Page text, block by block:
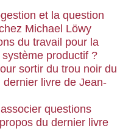
et la question
Michael Löwy
du travail pour la
productif ?
sortir du trou noir du
livre de Jean-
questions
du dernier livre